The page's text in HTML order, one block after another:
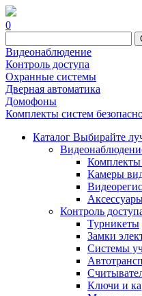
0
Видеонаблюдение
Контроль доступа
Охранные системы
Дверная автоматика
Домофоны
Комплекты систем
Каталог Выбирайте
Комплекты
Камеры
Контроль
Турникеты
Замки
Системы
Ключи и